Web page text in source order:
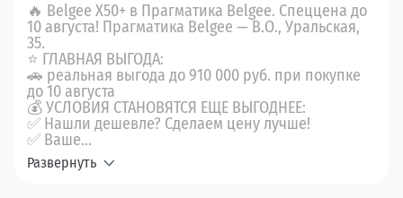
🔥 Belgee X50+ в Прагматика Belgee. Спеццена до
10 августа! Прагматика Belgee — В.О., Уральская,
35.
⭐ ГЛАВНАЯ ВЫГОДА:
🚗 реальная выгода до 910 000 руб. при покупке
до 10 августа
💰 УСЛОВИЯ СТАНОВЯТСЯ ЕЩЕ ВЫГОДНЕЕ:
✅ Нашли дешевле? Сделаем цену лучше!
✅ Ваше...
Развернуть